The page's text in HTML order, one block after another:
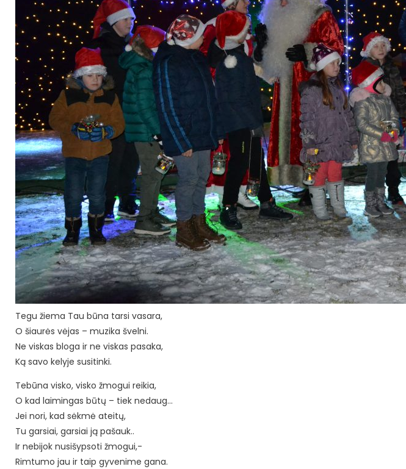
Tegu žiema Tau būna tarsi vasara,
O šiaurės vėjas – muzika švelni.
Ne viskas bloga ir ne viskas pasaka,
Ką savo kelyje susitinki.
Tebūna visko, visko žmogui reikia,
O kad laimingas būtų – tiek nedaug…
Jei nori, kad sėkmė ateitų,
Tu garsiai, garsiai ją pašauk..
Ir nebijok nusišypsoti žmogui,-
Rimtumo jau ir taip gyvenime gana.